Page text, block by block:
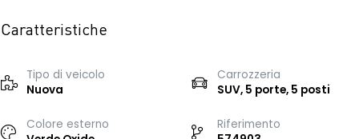
Caratteristiche
Tipo di veicolo
Nuova
Carrozzeria
SUV, 5 porte, 5 posti
Colore esterno
Riferimento